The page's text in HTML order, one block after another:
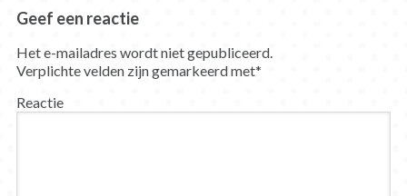
Geef een reactie
Het e-mailadres wordt niet gepubliceerd.
Verplichte velden zijn gemarkeerd met*
Reactie